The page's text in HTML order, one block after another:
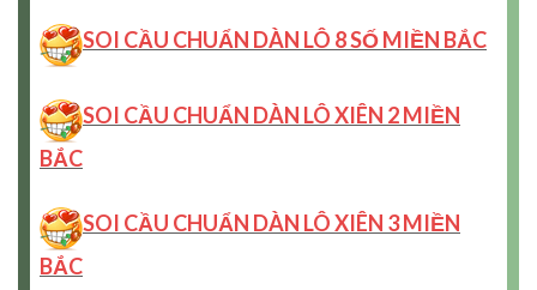
SOI CẦU CHUẨN DÀN LÔ 8 SỐ MIỀN BẮC
SOI CẦU CHUẨN DÀN LÔ XIÊN 2 MIỀN
BẮC
SOI CẦU CHUẨN DÀN LÔ XIÊN 3 MIỀN
BẮC